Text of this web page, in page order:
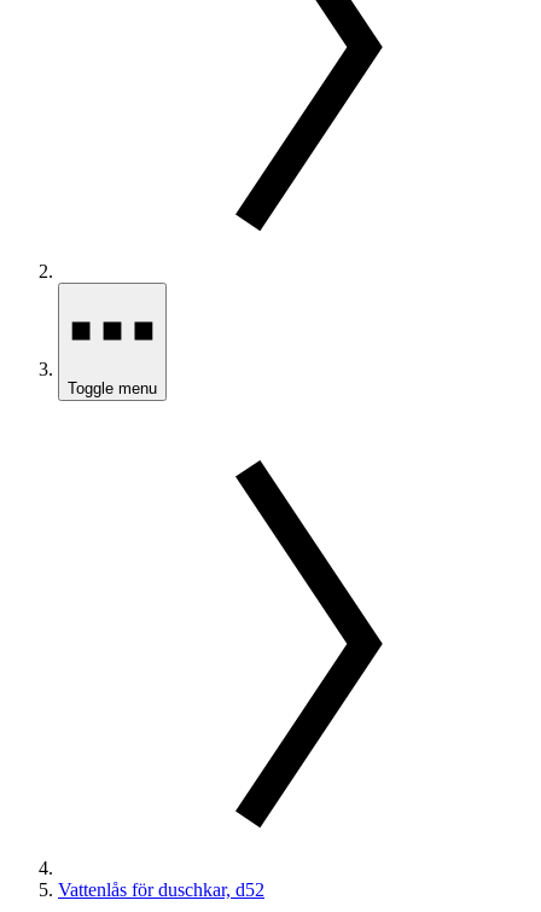
Toggle menu
Vattenlås för duschkar, d52